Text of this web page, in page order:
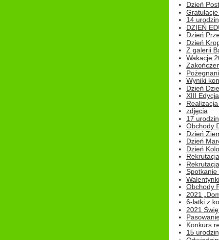
Dzień
14
DZIEŃ
Dzień
Dzień
Z galerii
Wakacje
Wyniki
Dzień
XIII
zdjęcia
17
Obchody
Dzień
Dzień
Dzień
Rekrutacja
Spotkanie
Obchody
2021
6-latki z
2021
Konkurs
15